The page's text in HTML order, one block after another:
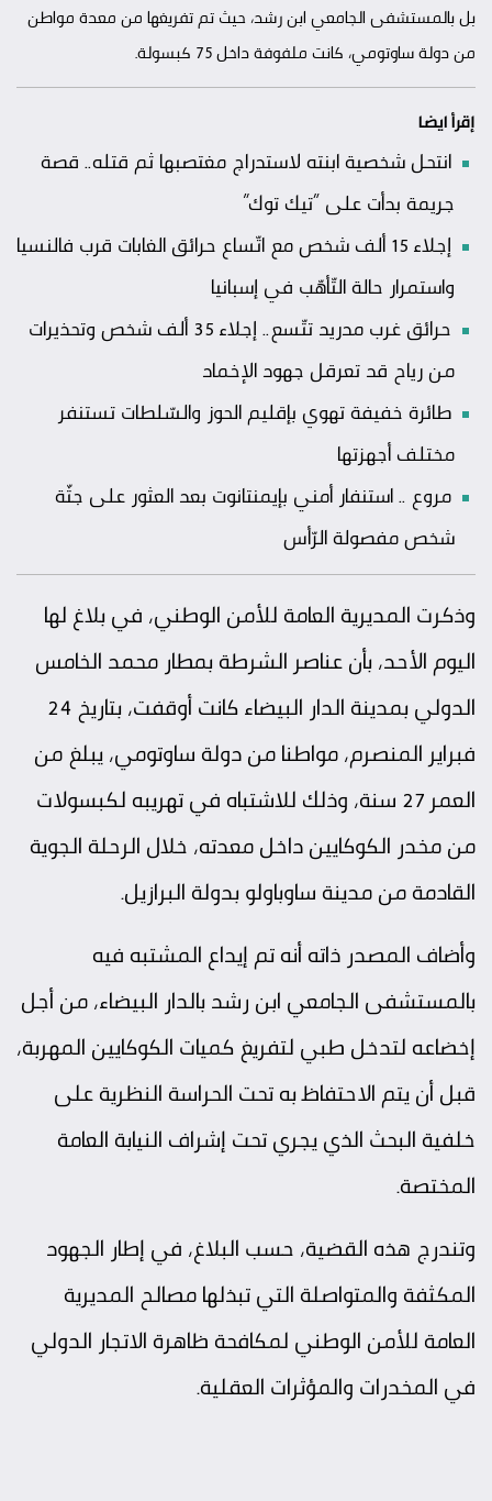
بل بالمستشفى الجامعي ابن رشد، حيث تم تفريغها من معدة مواطن
من دولة ساوتومي، كانت ملفوفة داخل 75 كبسولة.
إقرأ ايضا
انتحل شخصية ابنته لاستدراج مغتصبها ثم قتله.. قصة
جريمة بدأت على “تيك توك”
إجلاء 15 ألف شخص مع اتّساع حرائق الغابات قرب فالنسيا
واستمرار حالة التّأهّب في إسبانيا
حرائق غرب مدريد تتّسع.. إجلاء 35 ألف شخص وتحذيرات
من رياح قد تعرقل جهود الإخماد
طائرة خفيفة تهوي بإقليم الحوز والسّلطات تستنفر
مختلف أجهزتها
مروع .. استنفار أمني بإيمنتانوت بعد العثور على جثّة
شخص مفصولة الرّأس
وذكرت المديرية العامة للأمن الوطني، في بلاغ لها
اليوم الأحد، بأن عناصر الشرطة بمطار محمد الخامس
الدولي بمدينة الدار البيضاء كانت أوقفت، بتاريخ 24
فبراير المنصرم، مواطنا من دولة ساوتومي، يبلغ من
العمر 27 سنة، وذلك للاشتباه في تهريبه لكبسولات
من مخدر الكوكايين داخل معدته، خلال الرحلة الجوية
القادمة من مدينة ساوباولو بدولة البرازيل.
وأضاف المصدر ذاته أنه تم إيداع المشتبه فيه
بالمستشفى الجامعي ابن رشد بالدار البيضاء، من أجل
إخضاعه لتدخل طبي لتفريغ كميات الكوكايين المهربة،
قبل أن يتم الاحتفاظ به تحت الحراسة النظرية على
خلفية البحث الذي يجري تحت إشراف النيابة العامة
المختصة.
وتندرج هذه القضية، حسب البلاغ، في إطار الجهود
المكثفة والمتواصلة التي تبذلها مصالح المديرية
العامة للأمن الوطني لمكافحة ظاهرة الاتجار الدولي
في المخدرات والمؤثرات العقلية.